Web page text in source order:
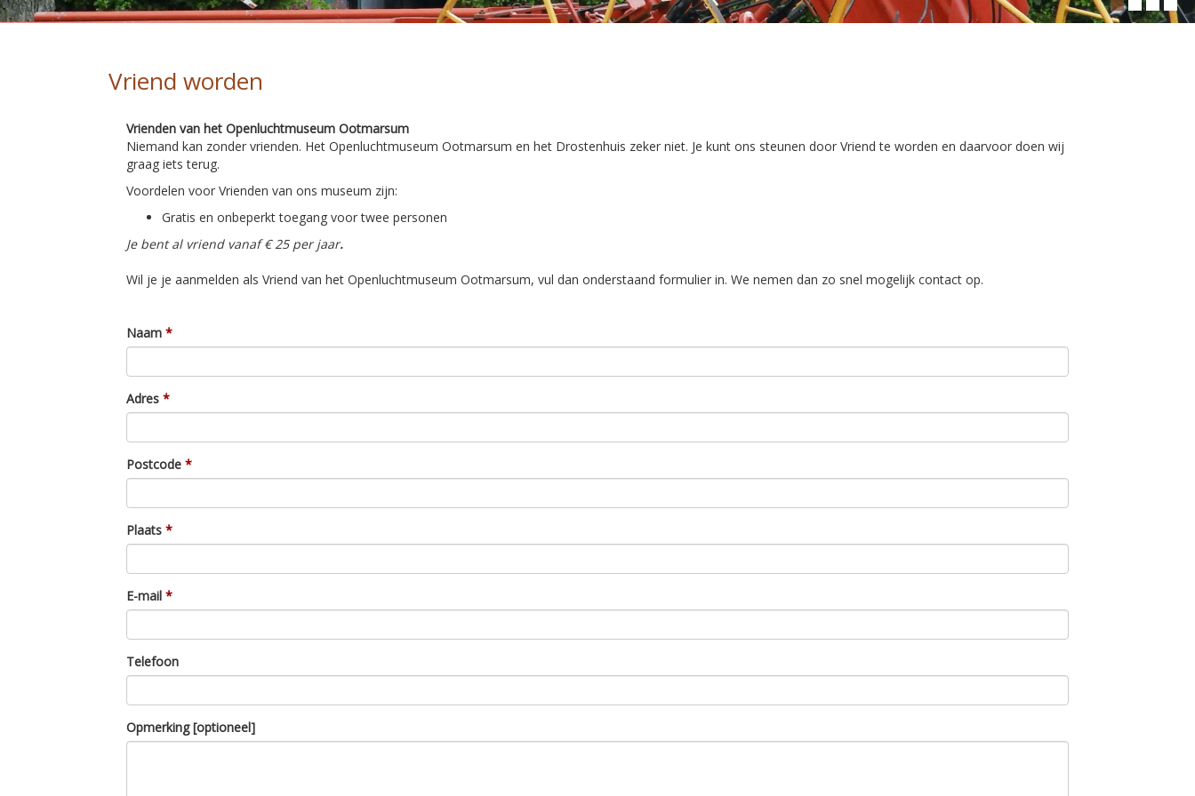
Vriend worden
Vrienden van het Openluchtmuseum Ootmarsum
Niemand kan zonder vrienden. Het Openluchtmuseum Ootmarsum en het Drostenhuis zeker niet. Je kunt ons steunen door Vriend te worden en daarvoor doen wij
graag iets terug.
Voordelen voor Vrienden van ons museum zijn:
Gratis en onbeperkt toegang voor twee personen
Je bent al vriend vanaf € 25 per jaar.
Wil je je aanmelden als Vriend van het Openluchtmuseum Ootmarsum, vul dan onderstaand formulier in. We nemen dan zo snel mogelijk contact op.
Naam
Adres
Postcode
Plaats
E-mail
Telefoon
Opmerking [optioneel]